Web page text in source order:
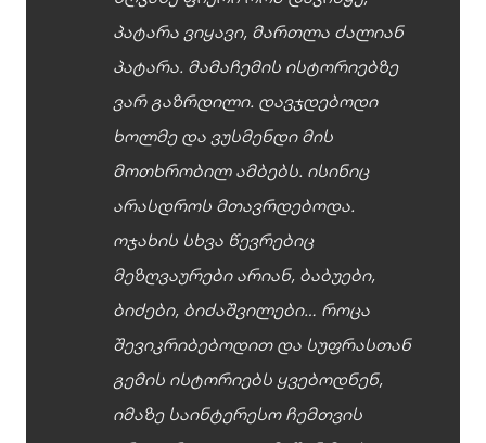
პატარა ვიყავი, მართლა ძალიან
პატარა. მამაჩემის ისტორიებზე
ვარ გაზრდილი. დავჯდებოდი
ხოლმე და ვუსმენდი მის
მოთხრობილ ამბებს. ისინიც
არასდროს მთავრდებოდა.
ოჯახის სხვა წევრებიც
მეზღვაურები არიან, ბაბუები,
ბიძები, ბიძაშვილები… როცა
შევიკრიბებოდით და სუფრასთან
გემის ისტორიებს ყვებოდნენ,
იმაზე საინტერესო ჩემთვის